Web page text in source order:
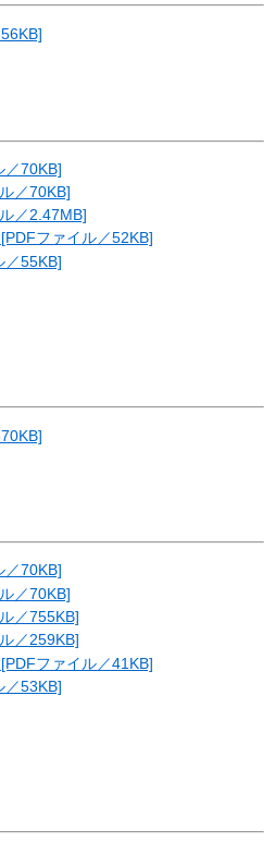
／70KB]
／70KB]
／2.47MB]
ファイル／52KB]
／55KB]
／70KB]
／70KB]
／755KB]
／259KB]
ファイル／41KB]
／53KB]